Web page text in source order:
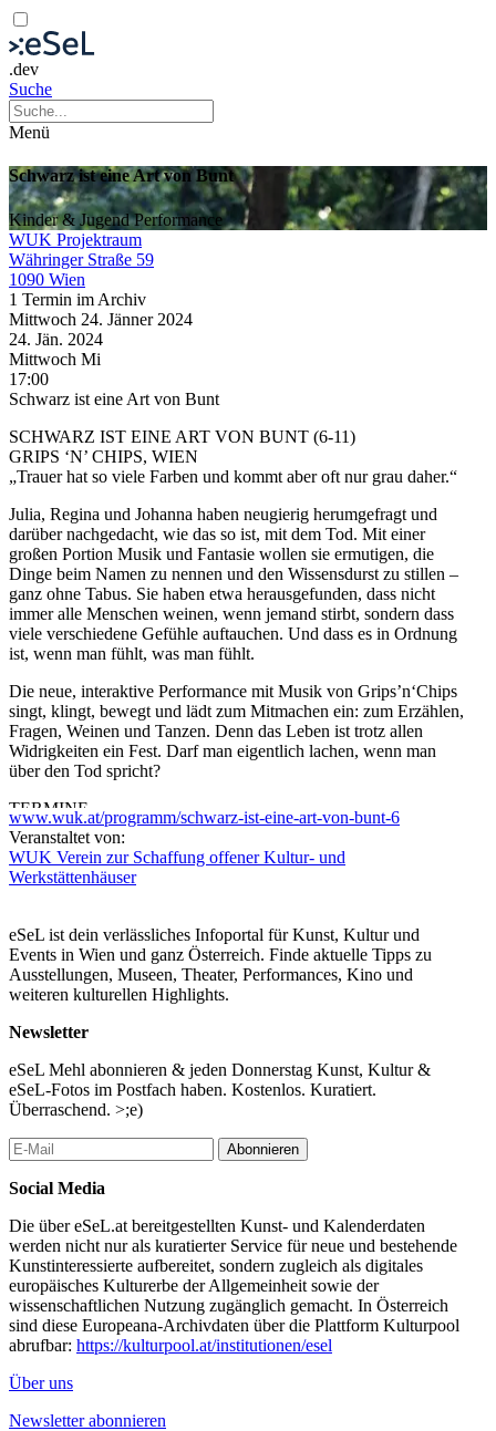
.dev
Suche
Menü
Schwarz ist eine Art von Bunt
Kinder & JugendPerformance
WUK Projektraum
Währinger Straße 59
1090 Wien
1 Termin im Archiv
Mittwoch 24. Jänner 2024
24. Jän. 2024
Mittwoch Mi
17:00
Schwarz ist eine Art von Bunt
SCHWARZ IST EINE ART VON BUNT (6-11)
GRIPS ‘N’ CHIPS, WIEN
„Trauer hat so viele Farben und kommt aber oft nur grau daher.“
Julia, Regina und Johanna haben neugierig herumgefragt und
darüber nachgedacht, wie das so ist, mit dem Tod. Mit einer
großen Portion Musik und Fantasie wollen sie ermutigen, die
Dinge beim Namen zu nennen und den Wissensdurst zu stillen –
ganz ohne Tabus. Sie haben etwa herausgefunden, dass nicht
immer alle Menschen weinen, wenn jemand stirbt, sondern dass
viele verschiedene Gefühle auftauchen. Und dass es in Ordnung
ist, wenn man fühlt, was man fühlt.
Die neue, interaktive Performance mit Musik von Grips’n‘Chips
singt, klingt, bewegt und lädt zum Mitmachen ein: zum Erzählen,
Fragen, Weinen und Tanzen. Denn das Leben ist trotz allen
Widrigkeiten ein Fest. Darf man eigentlich lachen, wenn man
über den Tod spricht?
TERMINE
Mi. 24. Jänner 17.00 Uhr (Premiere)
Do. 25. Jänner 10.00 Uhr
Fr. 26. Jänner 10.00 Uhr
Sa. 27. Jänner 16.00 Uhr
...Mehr lesen
www.wuk.at/programm/schwarz-ist-eine-art-von-bunt-6
Veranstaltet von:
WUK Verein zur Schaffung offener Kultur- und
Werkstättenhäuser
eSeL ist dein verlässliches Infoportal für Kunst, Kultur und
Events in Wien und ganz Österreich. Finde aktuelle Tipps zu
Ausstellungen, Museen, Theater, Performances, Kino und
weiteren kulturellen Highlights.
Newsletter
eSeL Mehl abonnieren & jeden Donnerstag Kunst, Kultur &
eSeL-Fotos im Postfach haben. Kostenlos. Kuratiert.
Überraschend. >;e)
Abonnieren
Social Media
Die über eSeL.at bereitgestellten Kunst- und Kalenderdaten
werden nicht nur als kuratierter Service für neue und bestehende
Kunstinteressierte aufbereitet, sondern zugleich als digitales
europäisches Kulturerbe der Allgemeinheit sowie der
wissenschaftlichen Nutzung zugänglich gemacht. In Österreich
sind diese Europeana-Archivdaten über die Plattform Kulturpool
abrufbar: https://kulturpool.at/institutionen/esel
Über uns
Newsletter abonnieren